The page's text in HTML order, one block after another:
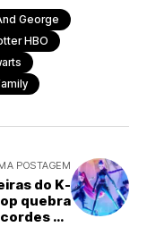
George
HBO
POSTAGEM
do K-
quebra
de